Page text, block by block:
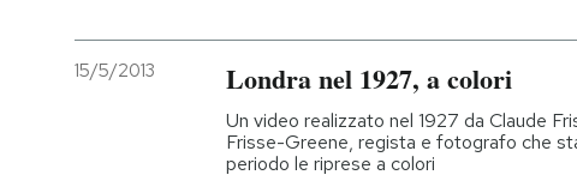
Economia
Mondiali calcio 2026
15/5/2013 Londra nel 1927, a colori
Un video realizzato nel 1927 da Claude
Frisse-Greene, regista e fotografo che
periodo le riprese a colori